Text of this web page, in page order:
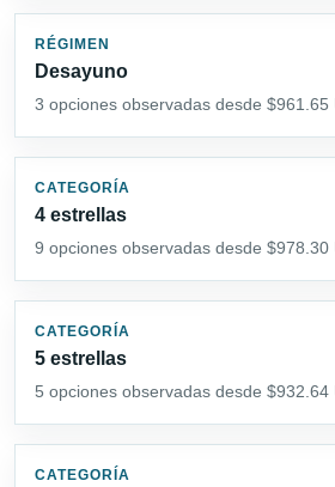
RÉGIMEN
Desayuno
3 opciones observadas desde $961.65
CATEGORÍA
4 estrellas
9 opciones observadas desde $978.30
CATEGORÍA
5 estrellas
5 opciones observadas desde $932.64
CATEGORÍA